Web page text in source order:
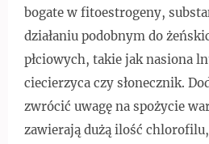
bogate w fitoestrogeny,
działaniu podobnym do
płciowych, takie jak nasiona
ciecierzyca czy słonecznik.
zwrócić uwagę na spożycie
zawierają dużą ilość